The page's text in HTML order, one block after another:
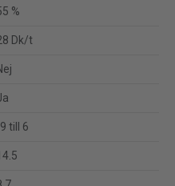
%
Dk/t
till 6